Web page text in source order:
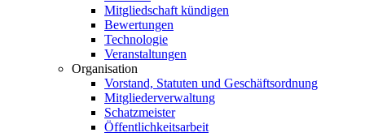
Mitgliedschaft kündigen
Bewertungen
Technologie
Veranstaltungen
Organisation
Vorstand, Statuten und Geschäftsordnung
Mitgliederverwaltung
Schatzmeister
Öffentlichkeitsarbeit